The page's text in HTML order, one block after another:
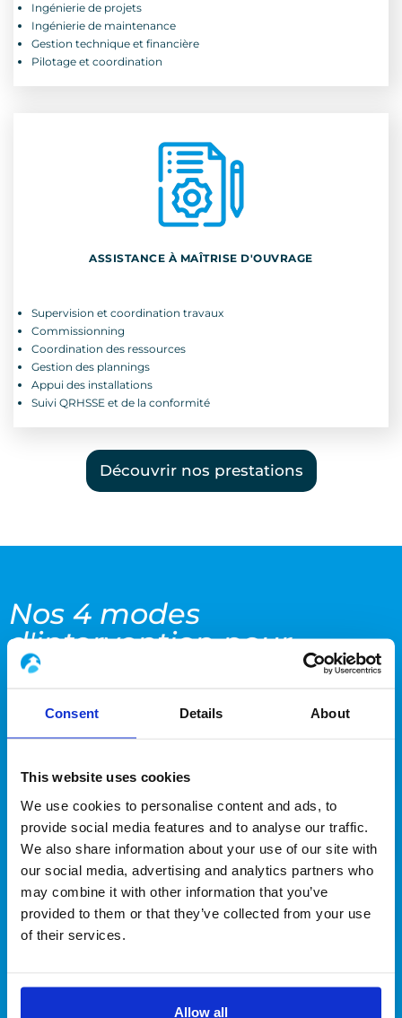
Consent Details About
This website uses cookies
We use cookies to personalise content and ads, to
provide social media features and to analyse our traffic.
We also share information about your use of our site with
our social media, advertising and analytics partners who
may combine it with other information that you’ve
provided to them or that they’ve collected from your use
of their services.
Allow all
Ingénierie de projets
Ingénierie de maintenance
Gestion technique et financière
Pilotage et coordination
Ingénierie de maintenance
Gestion technique et financière
Pilotage et coordination
ASSISTANCE À MAÎTRISE D'OUVRAGE
Supervision et coordination travaux
Commissionning
Coordination des ressources
Gestion des plannings
Appui des installations
Suivi QRHSSE et de la conformité
Commissionning
Coordination des ressources
Gestion des plannings
Appui des installations
Suivi QRHSSE et de la conformité
Découvrir nos prestations
Nos 4 modes
d'interventionpour
répondre à vos
besoins
WORKPACKAGE
PLATEAU
FORFAIT